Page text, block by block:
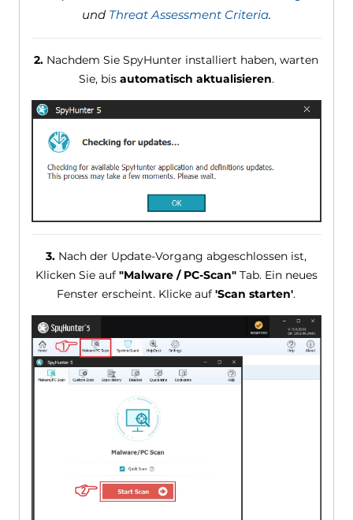
und Threat Assessment Criteria.
2. Nachdem Sie SpyHunter installiert haben, warten
Sie, bis automatisch aktualisieren.
3. Nach der Update-Vorgang abgeschlossen ist,
Klicken Sie auf "Malware / PC-Scan"Tab. Ein neues
Fenster erscheint. Klicke auf'Scan starten'.